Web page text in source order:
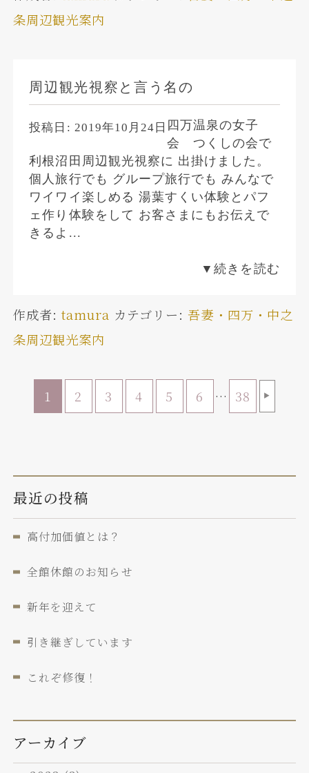
条周辺観光案内
周辺観光視察と言う名の
投稿日: 2019年10月24日 四万温泉の女子
会 つくしの会で
利根沼田周辺観光視察に 出掛けました。
個人旅行でも グループ旅行でも みんなで
ワイワイ楽しめる 湯葉すくい体験とパフ
ェ作り体験をして お客さまにもお伝えで
きるよ...
▼続きを読む
作成者: tamura カテゴリー:吾妻・四万・中之
条周辺観光案内
1 2 3 4 5 6 … 38 ▶
最近の投稿
高付加価値とは？
全館休館のお知らせ
新年を迎えて
引き継ぎしています
これぞ修復！
アーカイブ